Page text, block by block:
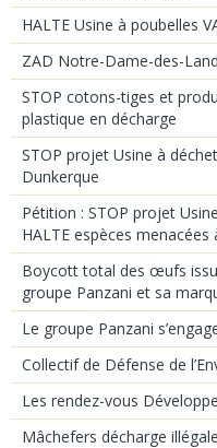
HALTE Usine à poubelles
ZAD Notre-Dame-des-
STOP cotons-tiges et
plastique en décharge
STOP projet Usine à
Dunkerque
Pétition : STOP projet
HALTE espèces menacées
Boycott total des œufs
groupe Panzani et sa
Le groupe Panzani
Collectif de Défense de
Les rendez-vous
Mâchefers décharge